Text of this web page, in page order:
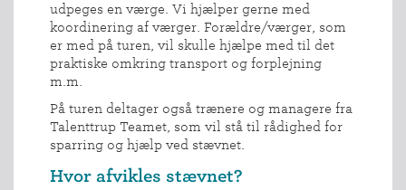
udpeges en værge. Vi hjælper gerne med
koordinering af værger. Forældre/værger, som
er med på turen, vil skulle hjælpe med til det
praktiske omkring transport og forplejning
m.m.
På turen deltager også trænere og managere fra
Talenttrup Teamet, som vil stå til rådighed for
sparring og hjælp ved stævnet.
Hvor afvikles stævnet?